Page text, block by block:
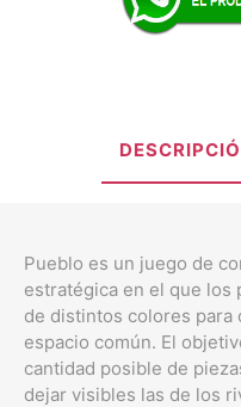
Pueblo es un juego de
estratégica en el que los
de distintos colores
espacio común. El
cantidad posible de
dejar visibles las de los